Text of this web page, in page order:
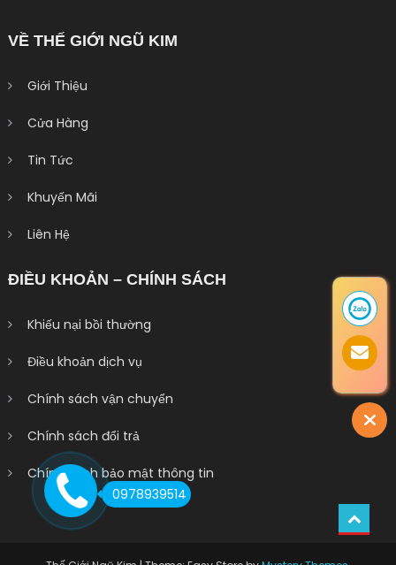
VỀ THẾ GIỚI NGŨ KIM
Giới Thiệu
Cửa Hàng
Tin Tức
Khuyến Mãi
Liên Hệ
ĐIỀU KHOẢN – CHÍNH SÁCH
Khiếu nại bồi thường
Điều khoản dịch vụ
Chính sách vận chuyển
Chính sách đổi trả
Chính sách bảo mật thông tin
0978939514